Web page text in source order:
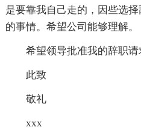
是要靠我自己走的，因些选
的事情。希望公司能够理解。
希望领导批准我的辞职请
此致
敬礼
xxx